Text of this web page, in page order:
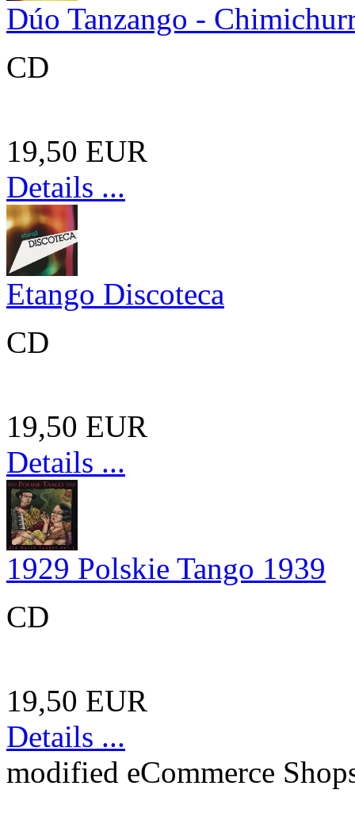
Dúo Tanzango -
CD
19,50 EUR
Details ...
Etango Discoteca
CD
19,50 EUR
Details ...
1929 Polskie Tango 1939
CD
19,50 EUR
Details ...
modified eCommerce